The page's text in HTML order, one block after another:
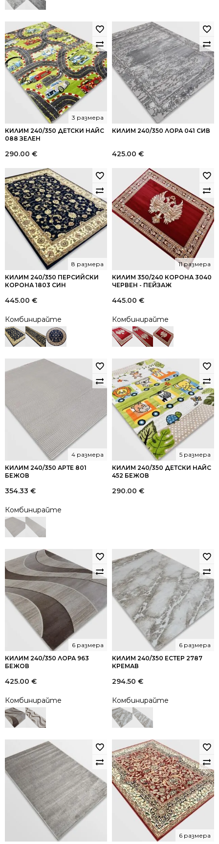
КИЛИМ 240/350 ДЕТСКИ НАЙС
088 ЗЕЛЕН
3 размера
290.00 €
КИЛИМ 240/350 ЛОРА 041 СИВ
425.00 €
КИЛИМ 240/350 ПЕРСИЙСКИ
КОРОНА 1803 СИН
8 размера
445.00 €
Комбинирайте
КИЛИМ 350/240 КОРОНА 3040
ЧЕРВЕН - ПЕЙЗАЖ
11 размера
445.00 €
Комбинирайте
КИЛИМ 240/350 АРТЕ 801
БЕЖОВ
4 размера
354.33 €
Комбинирайте
КИЛИМ 240/350 ДЕТСКИ НАЙС
452 БЕЖОВ
5 размера
290.00 €
КИЛИМ 240/350 ЛОРА 963
БЕЖОВ
6 размера
425.00 €
Комбинирайте
КИЛИМ 240/350 ЕСТЕР 2787
КРЕМАВ
6 размера
294.50 €
Комбинирайте
6 размера